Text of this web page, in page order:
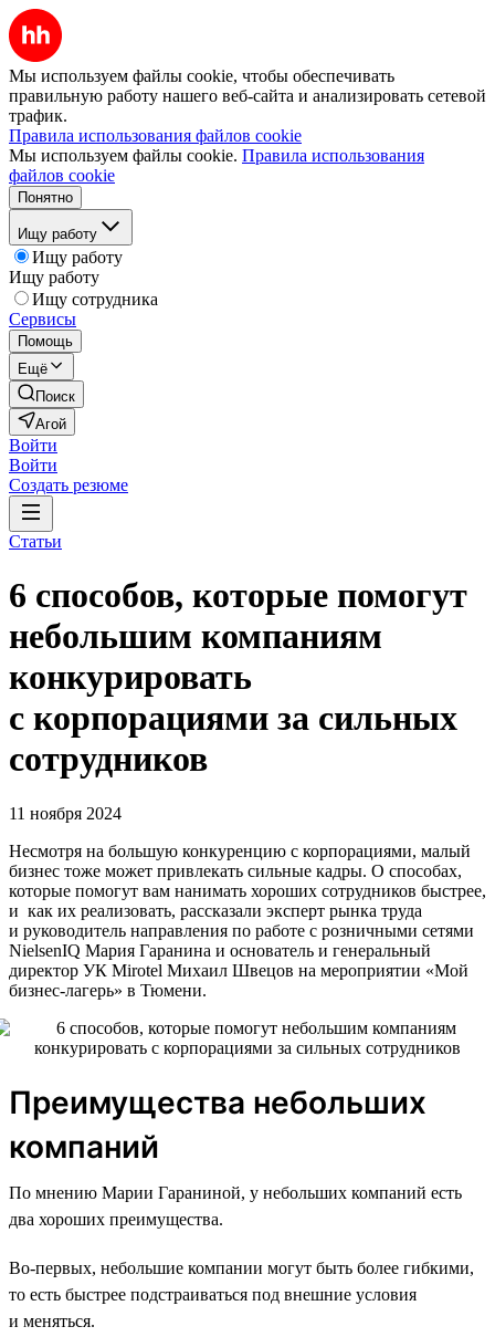
Мы используем файлы cookie, чтобы обеспечивать
правильную работу нашего веб-сайта и анализировать сетевой
трафик.
Правила использования файлов cookie
Мы используем файлы cookie. Правила использования
файлов cookie
Понятно
Ищу работу
Ищу работу
Ищу работу
Ищу сотрудника
Сервисы
Помощь
Ещё
Поиск
Агой
Войти
Войти
Создать резюме
Статьи
6 способов, которые помогут
небольшим компаниям
конкурировать
с корпорациями за сильных
сотрудников
11 ноября 2024
Несмотря на большую конкуренцию с корпорациями, малый
бизнес тоже может привлекать сильные кадры. О способах,
которые помогут вам нанимать хороших сотрудников быстрее,
и как их реализовать, рассказали эксперт рынка труда
и руководитель направления по работе с розничными сетями
NielsenIQ Мария Гаранина и основатель и генеральный
директор УК Mirotel Михаил Швецов на мероприятии «Мой
бизнес-лагерь» в Тюмени.
Преимущества небольших
компаний
По мнению Марии Гараниной, у небольших компаний есть
два хороших преимущества.
Во-первых, небольшие компании могут быть более гибкими,
то есть быстрее подстраиваться под внешние условия
и меняться.